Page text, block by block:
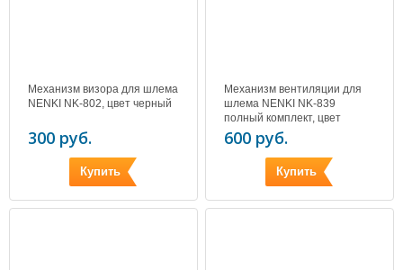
Механизм визора для шлема
NENKI NK-802, цвет черный
300 руб.
Купить
Механизм вентиляции для
шлема NENKI NK-839
полный комплект, цвет
черный
600 руб.
Купить